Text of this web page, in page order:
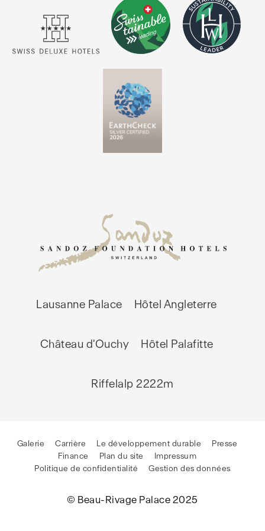
Lausanne Palace Hôtel Angleterre
Château d'Ouchy Hôtel Palafitte
Riffelalp 2222m
Galerie Carrière Le développement durable
Presse
Finance
Plan du site
Impressum
Politique de confidentialité
Gestion des données
© Beau-Rivage Palace 2025